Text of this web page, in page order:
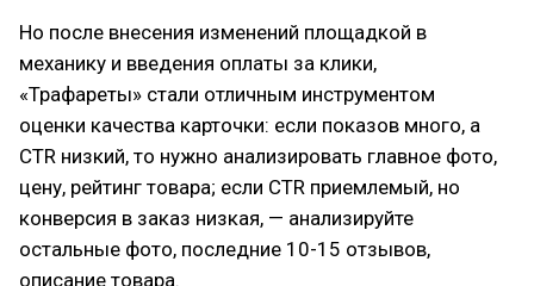
Но после внесения изменений площадкой в
механику и введения оплаты за клики,
«Трафареты» стали отличным инструментом
оценки качества карточки: если показов много, а
CTR низкий, то нужно анализировать главное фото,
цену, рейтинг товара; если CTR приемлемый, но
конверсия в заказ низкая, — анализируйте
остальные фото, последние 10-15 отзывов,
описание товара.